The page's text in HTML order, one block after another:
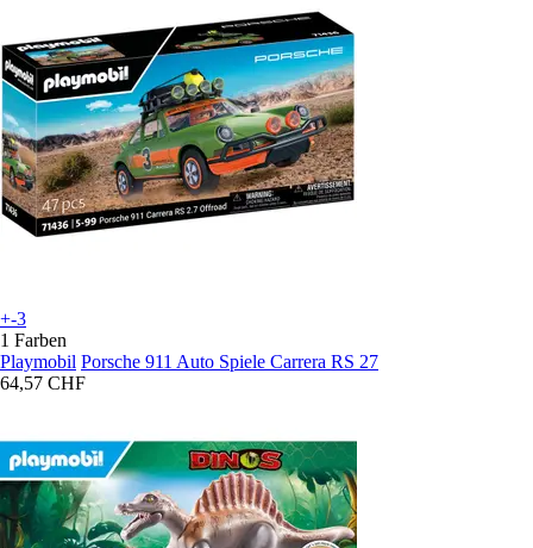
+-3
1 Farben
Playmobil Porsche 911 Auto Spiele Carrera RS 27
64,57 CHF